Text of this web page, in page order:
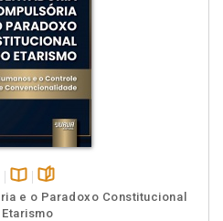
Disponível
na
páginas
e o Paradoxo Constitucional
Etarismo